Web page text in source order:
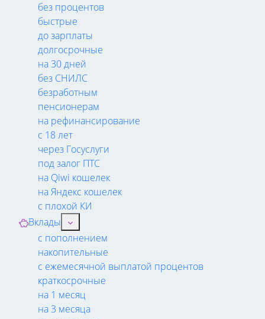
без процентов
быстрые
до зарплаты
долгосрочные
на 30 дней
без СНИЛС
безработным
пенсионерам
на рефинансирование
с 18 лет
через Госуслуги
под залог ПТС
на Qiwi кошелек
на Яндекс кошелек
с плохой КИ
Вклады
с пополнением
накопительные
с ежемесячной выплатой процентов
краткосрочные
на 1 месяц
на 3 месяца